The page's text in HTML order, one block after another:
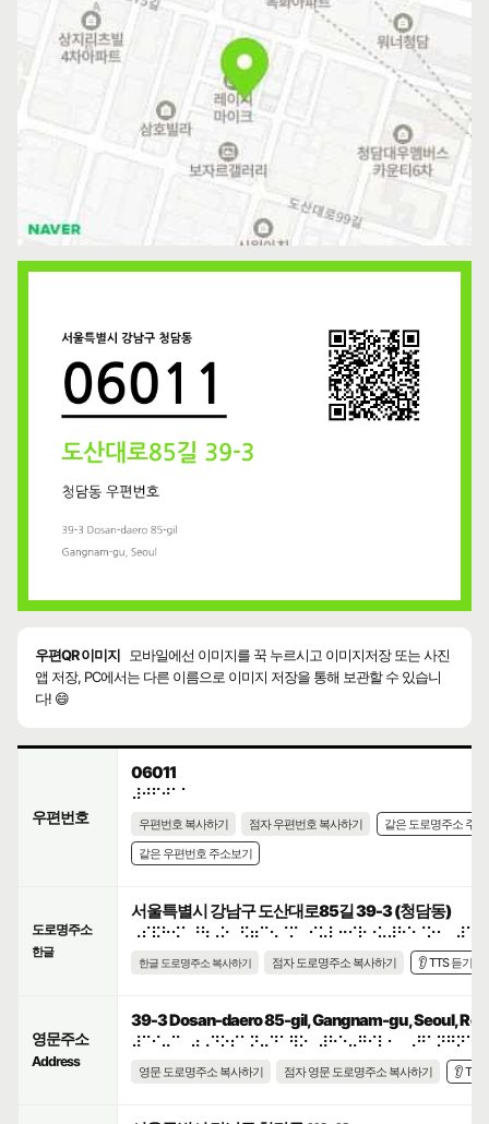
우편QR 이미지
모바일에선 이미지를 꾹 누르시고 이미지저장 또는 사진
앱 저장, PC에서는 다른 이름으로 이미지 저장을 통해 보관할 수 있습니
다! 😄
우편번호
06011
⠼⠚⠋⠚⠁⠁
우편번호 복사하기 점자 우편번호 복사하기
같은 도로명주소 주
같은 우편번호 주소보기
도로명주소
한글
서울특별시 강남구 도산대로85길 39-3 (청담동)
한글 도로명주소 복사하기 점자 도로명주소 복사하기 👂 TTS 듣기
영문주소
Address
39-3 Dosan-daero 85-gil, Gangnam-gu, Seoul,
영문 도로명주소 복사하기 점자 영문 도로명주소 복사하기 👂 TTS